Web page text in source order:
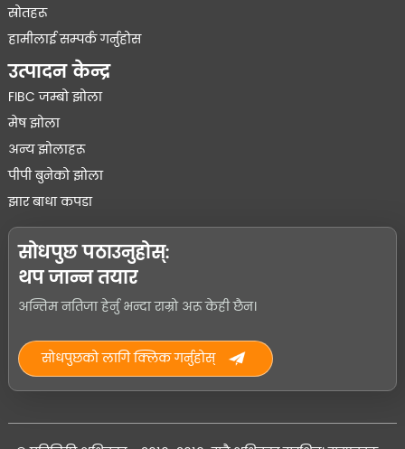
स्रोतहरू
हामीलाई सम्पर्क गर्नुहोस
उत्पादन केन्द्र
FIBC जम्बो झोला
मेष झोला
अन्य झोलाहरू
पीपी बुनेको झोला
झार बाधा कपडा
सोधपुछ पठाउनुहोस्:
थप जान्न तयार
अन्तिम नतिजा हेर्नु भन्दा राम्रो अरू केही छैन।
सोधपुछको लागि क्लिक गर्नुहोस्